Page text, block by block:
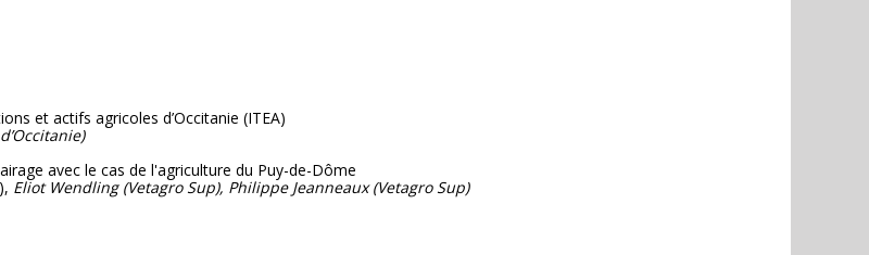
et actifs agricoles d’Occitanie (ITEA)
avec le cas de l'agriculture du Puy-de-Dôme
Eliot Wendling (Vetagro Sup), Philippe Jeanneaux (Vetagro Sup)